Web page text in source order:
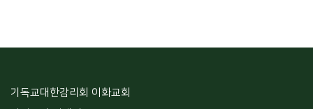
기독교대한감리회 이화교회